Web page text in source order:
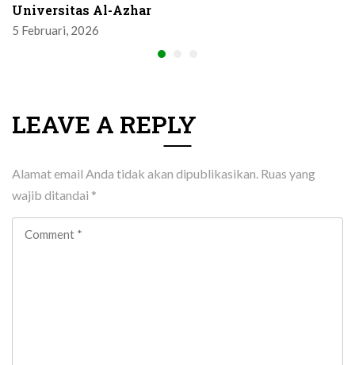
Universitas Al-Azhar
5 Februari, 2026
LEAVE A REPLY
Alamat email Anda tidak akan dipublikasikan. Ruas yang
wajib ditandai *